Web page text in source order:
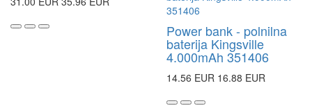
Power bank - polnilna
baterija Kingsville
4.000mAh 351406
14.56 EUR 16.88 EUR